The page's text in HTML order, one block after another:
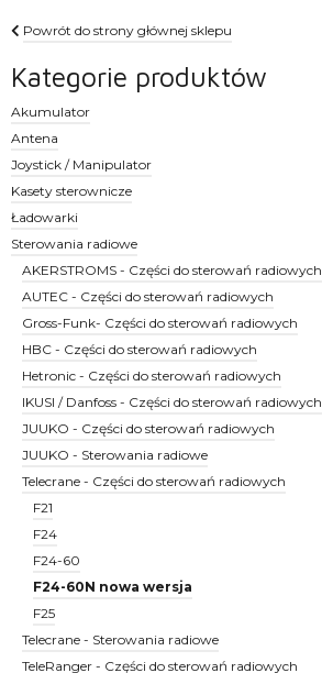
Powrót do strony głównej sklepu
Kategorie produktów
Akumulator
Antena
Joystick / Manipulator
Kasety sterownicze
Ładowarki
Sterowania radiowe
AKERSTROMS - Części do sterowań radiowych
AUTEC - Części do sterowań radiowych
Gross-Funk- Części do sterowań radiowych
HBC - Części do sterowań radiowych
Hetronic - Części do sterowań radiowych
IKUSI / Danfoss - Części do sterowań radiowych
JUUKO - Części do sterowań radiowych
JUUKO - Sterowania radiowe
Telecrane - Części do sterowań radiowych
F21
F24
F24-60
F24-60N nowa wersja
F25
Telecrane - Sterowania radiowe
TeleRanger - Części do sterowań radiowych